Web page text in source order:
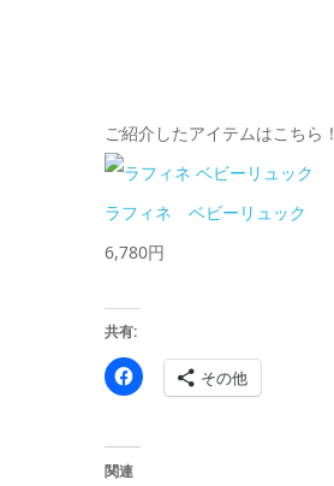
ご紹介したアイテムはこちら！
ラフィネ ベビーリュック
6,780円
共有:
Facebook
で
る
その他
関連